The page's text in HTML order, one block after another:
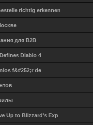
richtig erkennen
для B2B
Diablo 4
f&#252;r de
Up to Blizzard's Exp